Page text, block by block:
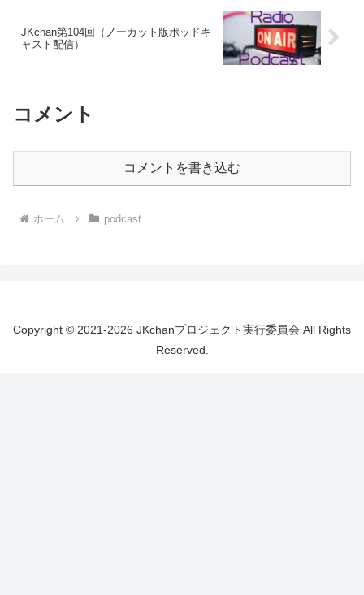
JKchan第104回（ノーカット版ポッドキ
ャスト配信）
コメント
コメントを書き込む
ホーム podcast
Copyright © 2021-2026 JKchanプロジェクト実行委員会 All Rights
Reserved.